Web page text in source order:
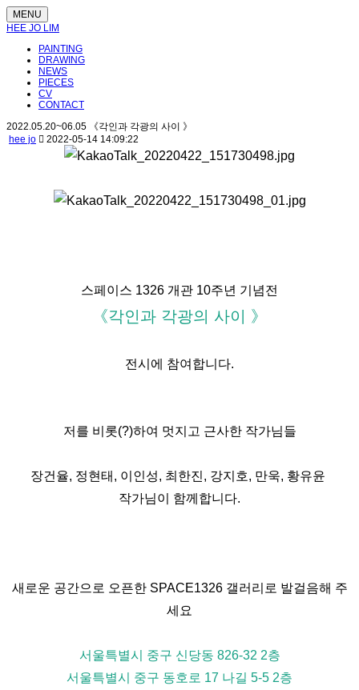
MENU
HEE JO LIM
PAINTING
DRAWING
NEWS
PIECES
CV
CONTACT
2022.05.20~06.05 《각인과 각광의 사이 》
hee jo
2022-05-14 14:09:22
스페이스 1326 개관 10주년 기념전
《각인과 각광의 사이 》
전시에 참여합니다.
저를 비롯(?)하여 멋지고 근사한 작가님들
장건율, 정현태, 이인성, 최한진, 강지호, 만욱, 황유윤
작가님이 함께합니다.
새로운 공간으로 오픈한 SPACE1326 갤러리로 발걸음해 주
세요
서울특별시 중구 신당동 826-32 2층
서울특별시 중구 동호로 17 나길 5-5 2층